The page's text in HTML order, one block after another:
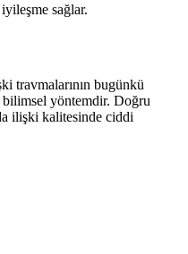
sağlar.
travmalarının bugünkü
yöntemdir. Doğru
ilişki kalitesinde ciddi